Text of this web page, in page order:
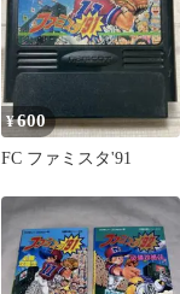
¥600
FC ファミスタ'91